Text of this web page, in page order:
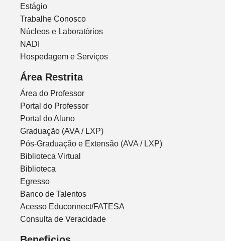
Estágio
Trabalhe Conosco
Núcleos e Laboratórios
NADI
Hospedagem e Serviços
Área Restrita
Área do Professor
Portal do Professor
Portal do Aluno
Graduação (AVA / LXP)
Pós-Graduação e Extensão (AVA / LXP)
Biblioteca Virtual
Biblioteca
Egresso
Banco de Talentos
Acesso Educonnect/FATESA
Consulta de Veracidade